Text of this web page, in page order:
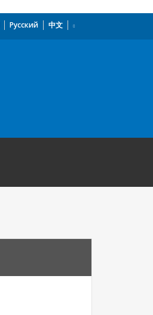
Русский 中文